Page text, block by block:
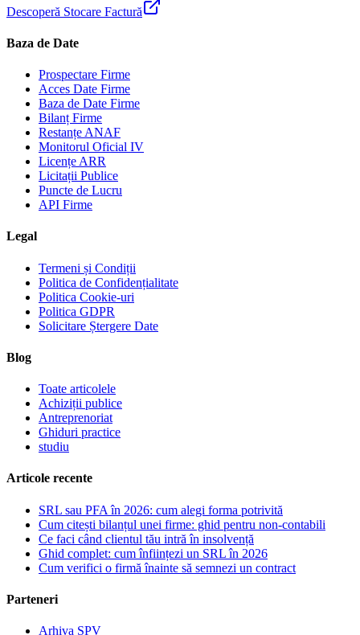
Descoperă Stocare Factură
Baza de Date
Prospectare Firme
Acces Date Firme
Baza de Date Firme
Bilanț Firme
Restanțe ANAF
Monitorul Oficial IV
Licențe ARR
Licitații Publice
Puncte de Lucru
API Firme
Legal
Termeni și Condiții
Politica de Confidențialitate
Politica Cookie-uri
Politica GDPR
Solicitare Ștergere Date
Blog
Toate articolele
Achiziții publice
Antreprenoriat
Ghiduri practice
studiu
Articole recente
SRL sau PFA în 2026: cum alegi forma potrivită
Cum citești bilanțul unei firme: ghid pentru non-contabili
Ce faci când clientul tău intră în insolvență
Ghid complet: cum înființezi un SRL în 2026
Cum verifici o firmă înainte să semnezi un contract
Parteneri
Arhiva SPV